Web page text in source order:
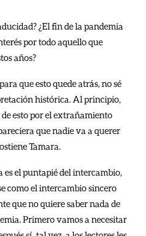
¿El fin de la pandemia
por todo aquello que
años?
que esto quede atrás, no sé
histórica. Al principio,
esto por el extrañamiento
que nadie va a querer
Tamara.
es el puntapié del intercambio,
como el intercambio sincero
que no quiere saber nada de
Primero vamos a necesitar